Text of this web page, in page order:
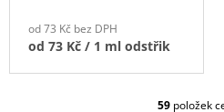
od 73 Kč bez DPH
od 73 Kč / 1 ml odstřik
59položek